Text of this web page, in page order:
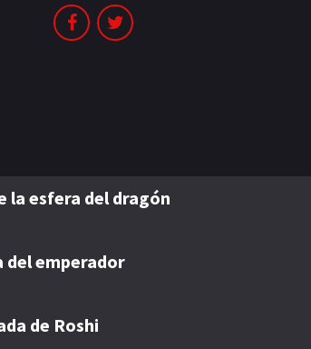
la esfera del dragón
del emperador
de Roshi